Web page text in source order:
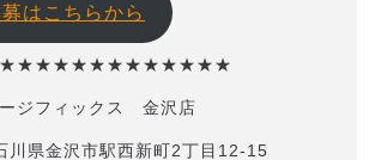
はこちらから
ジフィックス 金沢店
県金沢市駅西新町2丁目12-15